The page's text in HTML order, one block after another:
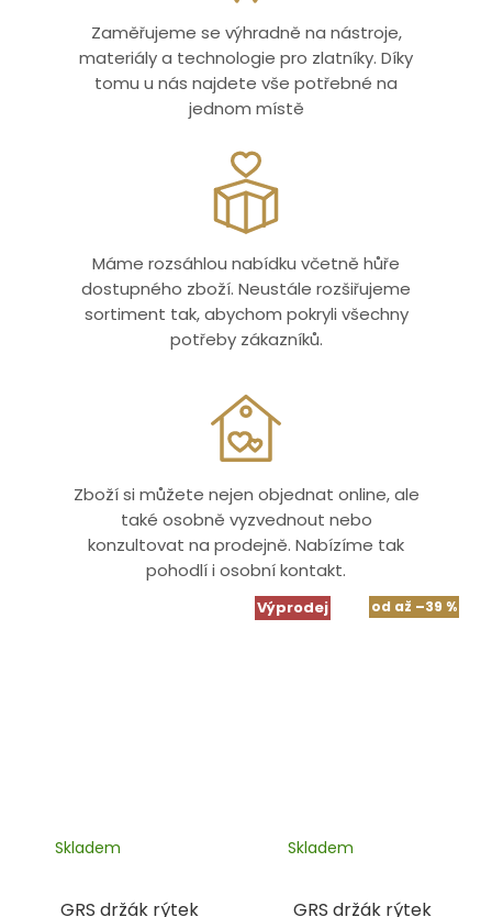
Zaměřujeme se výhradně na nástroje,
materiály a technologie pro zlatníky. Díky
tomu u nás najdete vše potřebné na
jednom místě
Máme rozsáhlou nabídku včetně hůře
dostupného zboží. Neustále rozšiřujeme
sortiment tak, abychom pokryli všechny
potřeby zákazníků.
Zboží si můžete nejen objednat online, ale
také osobně vyzvednout nebo
konzultovat na prodejně. Nabízíme tak
pohodlí i osobní kontakt.
GRS držák rýtek
Skladem
Výprodej od až –39 %
GRS držák rýtek
Skladem